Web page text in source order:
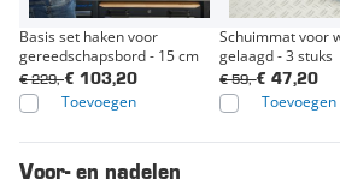
Basis set haken voor
gereedschapsbord - 15 cm
€ 103,20
€ 229,-
Toevoegen
Schuimmat voor
gelaagd - 3 stuks
€ 47,20
€ 59,-
Toevoegen
Voor- en nadelen